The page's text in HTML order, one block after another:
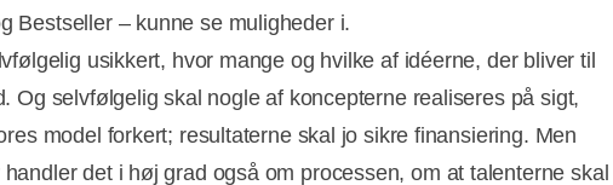
Bestseller – kunne se muligheder i.
usikkert, hvor mange og hvilke af idéerne, der bliver til
Og selvfølgelig skal nogle af koncepterne realiseres på sigt,
model forkert; resultaterne skal jo sikre finansiering. Men
det i høj grad også om processen, om at talenterne skal